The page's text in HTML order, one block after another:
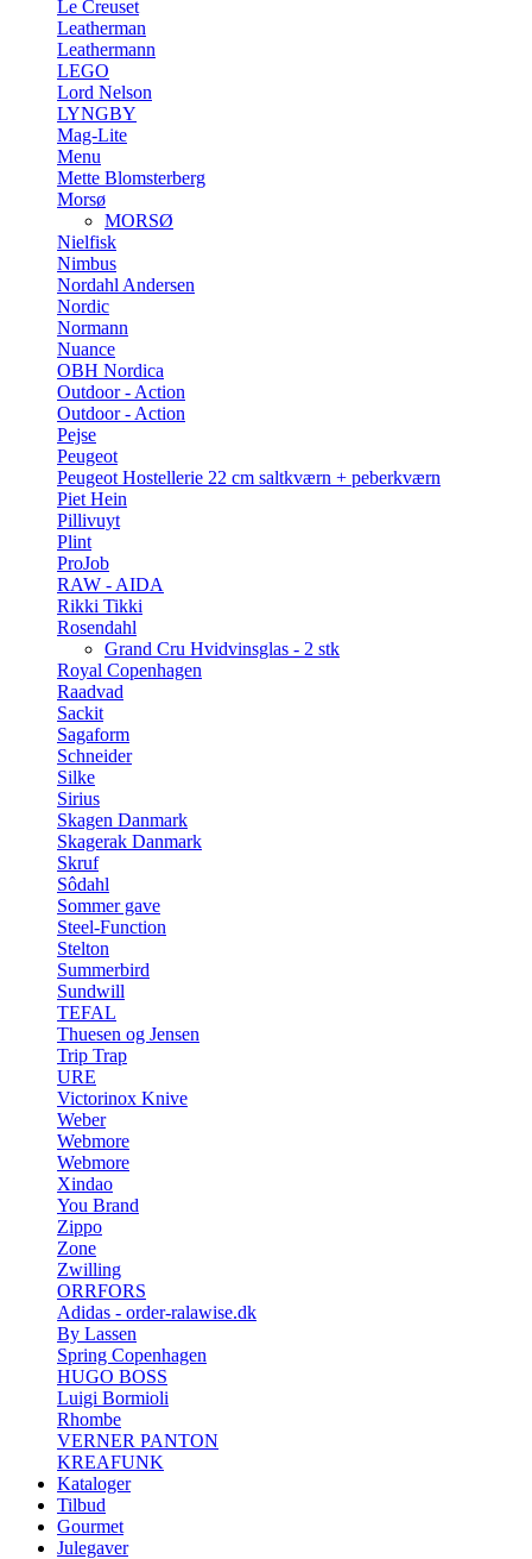
Le Creuset
Leatherman
Leathermann
LEGO
Lord Nelson
LYNGBY
Mag-Lite
Menu
Mette Blomsterberg
Morsø
MORSØ
Nielfisk
Nimbus
Nordahl Andersen
Nordic
Normann
Nuance
OBH Nordica
Outdoor - Action
Outdoor - Action
Pejse
Peugeot
Peugeot Hostellerie 22 cm saltkværn + peberkværn
Piet Hein
Pillivuyt
Plint
ProJob
RAW - AIDA
Rikki Tikki
Rosendahl
Grand Cru Hvidvinsglas - 2 stk
Royal Copenhagen
Raadvad
Sackit
Sagaform
Schneider
Silke
Sirius
Skagen Danmark
Skagerak Danmark
Skruf
Sôdahl
Sommer gave
Steel-Function
Stelton
Summerbird
Sundwill
TEFAL
Thuesen og Jensen
Trip Trap
URE
Victorinox Knive
Weber
Webmore
Webmore
Xindao
You Brand
Zippo
Zone
Zwilling
ORRFORS
Adidas - order-ralawise.dk
By Lassen
Spring Copenhagen
HUGO BOSS
Luigi Bormioli
Rhombe
VERNER PANTON
KREAFUNK
Kataloger
Tilbud
Gourmet
Julegaver